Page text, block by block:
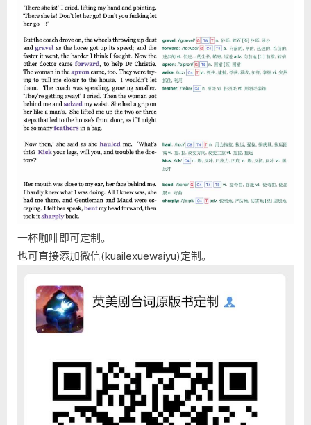
一杯咖啡即可定制。
也可直接添加微信(kuailexuewaiyu)定制。